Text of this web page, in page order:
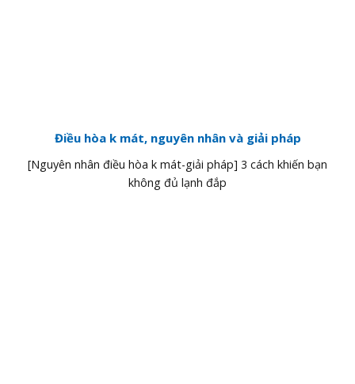
Điều hòa k mát, nguyên nhân và giải pháp
[Nguyên nhân điều hòa k mát-giải pháp] 3 cách khiến bạn
không đủ lạnh đắp